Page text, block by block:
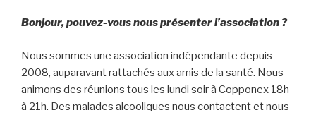
Bonjour, pouvez-vous nous présenter l’association ?
Nous sommes une association indépendante depuis
2008, auparavant rattachés aux amis de la santé. Nous
animons des réunions tous les lundi soir à Copponex 18h
à 21h. Des malades alcooliques nous contactent et nous